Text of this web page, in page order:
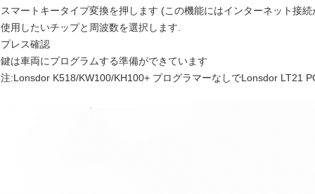
スマートキータイプ変換を押します (この機能にはインターネット接
使用したいチップと周波数を選択します.
プレス確認
鍵は車両にプログラムする準備ができています
注:Lonsdor K518/KW100/KH100+ プログラマーなしでLonsdor LT21